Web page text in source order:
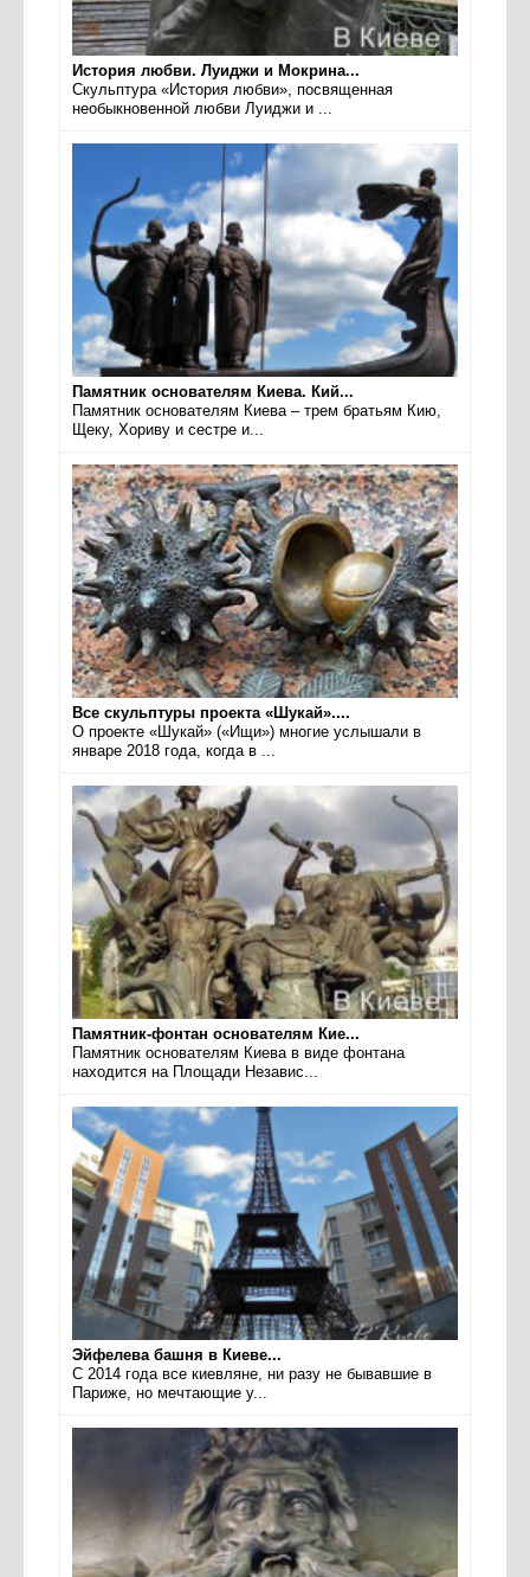
История любви. Луиджи и Мокрина...
Скульптура «История любви», посвященная
необыкновенной любви Луиджи и ...
Памятник основателям Киева. Кий...
Памятник основателям Киева – трем братьям Кию,
Щеку, Хориву и сестре и...
Все скульптуры проекта «Шукай»....
О проекте «Шукай» («Ищи») многие услышали в
январе 2018 года, когда в ...
Памятник-фонтан основателям Кие...
Памятник основателям Киева в виде фонтана
находится на Площади Независ...
Эйфелева башня в Киеве...
С 2014 года все киевляне, ни разу не бывавшие в
Париже, но мечтающие у...